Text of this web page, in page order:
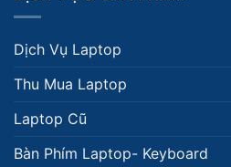
Dịch Vụ Laptop
Thu Mua Laptop
Laptop Cũ
Bàn Phím Laptop- Keyboard